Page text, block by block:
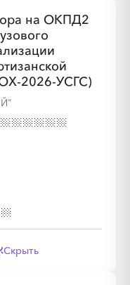
на ОКПД2
2026-УСГС)
Скрыть